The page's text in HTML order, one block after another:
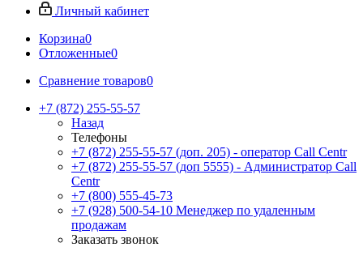
Личный кабинет
Корзина0
Отложенные0
Сравнение товаров0
+7 (872) 255-55-57
Назад
Телефоны
+7 (872) 255-55-57 (доп. 205) - оператор Call Centr
+7 (872) 255-55-57 (доп 5555) - Администратор Call
Centr
+7 (800) 555-45-73
+7 (928) 500-54-10 Менеджер по удаленным
продажам
Заказать звонок